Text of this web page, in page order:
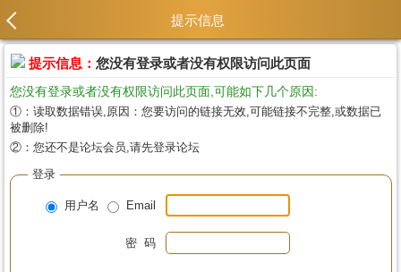
提示信息
提示信息： 您没有登录或者没有权限访问此页面
您没有登录或者没有权限访问此页面,可能如下几个原因:
①：读取数据错误,原因：您要访问的链接无效,可能链接不完整,或数据已
被删除!
②：您还不是论坛会员,请先登录论坛
登录
用户名 Email
密 码